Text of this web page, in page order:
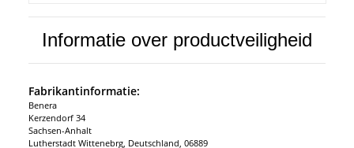
Informatie over productveiligheid
Fabrikantinformatie:
Benera
Kerzendorf 34
Sachsen-Anhalt
Lutherstadt Wittenebrg, Deutschland, 06889